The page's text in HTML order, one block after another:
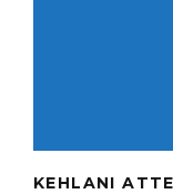
KEHLANI